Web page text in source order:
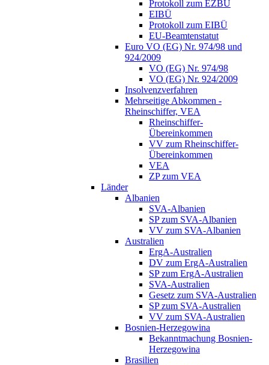
Protokoll zum EZBÜ
EIBÜ
Protokoll zum EIBÜ
EU-Beamtenstatut
Euro VO (EG) Nr. 974/98 und
924/2009
VO (EG) Nr. 974/98
VO (EG) Nr. 924/2009
Insolvenzverfahren
Mehrseitige Abkommen -
Rheinschiffer, VEA
Rheinschiffer-
Übereinkommen
VV zum Rheinschiffer-
Übereinkommen
VEA
ZP zum VEA
Länder
Albanien
SVA-Albanien
SP zum SVA-Albanien
VV zum SVA-Albanien
Australien
ErgA-Australien
DV zum ErgA-Australien
SP zum ErgA-Australien
SVA-Australien
Gesetz zum SVA-Australien
SP zum SVA-Australien
VV zum SVA-Australien
Bosnien-Herzegowina
Bekanntmachung Bosnien-
Herzegowina
Brasilien